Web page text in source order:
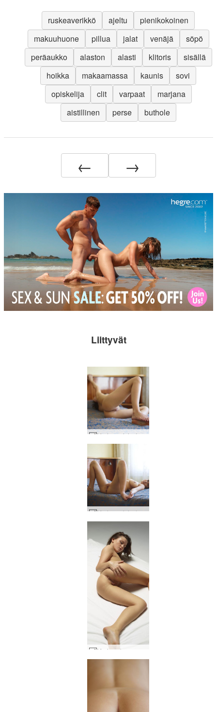
ruskeaverikkö ajeltu
pienikokoinen
makuuhuone
pillua jalat venäjä
söpö
peräaukko
alaston alasti klitoris
sisällä
hoikka
makaamassa kaunis
sovi
opiskelija
clit varpaat
marjana
aistillinen
perse buthole
← →
Liittyvät
Marjana siniset silmät #28
Marjana siniset silmät #75